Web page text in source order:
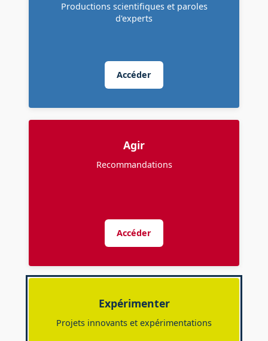
Productions scientifiques et paroles
d'experts
Accéder
Agir
Recommandations
Accéder
Expérimenter
Projets innovants et expérimentations